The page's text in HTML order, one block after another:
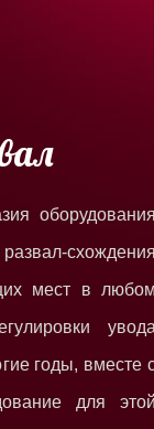
мест в
годы, вместе
для